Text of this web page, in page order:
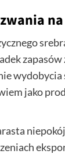
jako